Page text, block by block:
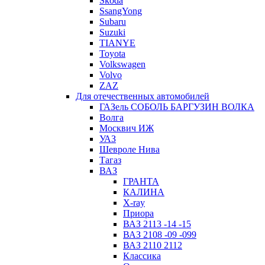
SsangYong
Subaru
Suzuki
TIANYE
Toyota
Volkswagen
Volvo
ZAZ
Для отечественных автомобилей
ГАЗель СОБОЛЬ БАРГУЗИН ВОЛКА
Волга
Москвич ИЖ
УАЗ
Шевроле Нива
Тагаз
ВАЗ
ГРАНТА
КАЛИНА
X-ray
Приора
ВАЗ 2113 -14 -15
ВАЗ 2108 -09 -099
ВАЗ 2110 2112
Классика